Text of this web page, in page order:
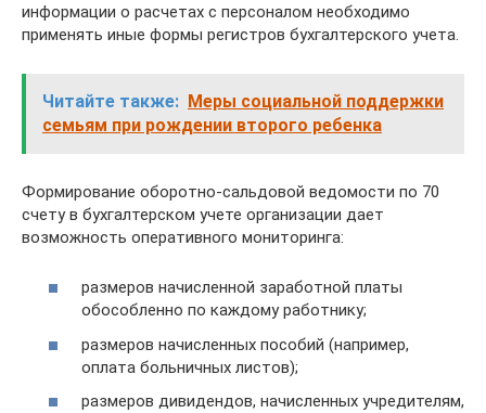
информации о расчетах с персоналом необходимо
применять иные формы регистров бухгалтерского учета.
Читайте также: Меры социальной поддержки
семьям при рождении второго ребенка
Формирование оборотно-сальдовой ведомости по 70
счету в бухгалтерском учете организации дает
возможность оперативного мониторинга:
размеров начисленной заработной платы
обособленно по каждому работнику;
размеров начисленных пособий (например,
оплата больничных листов);
размеров дивидендов, начисленных учредителям,